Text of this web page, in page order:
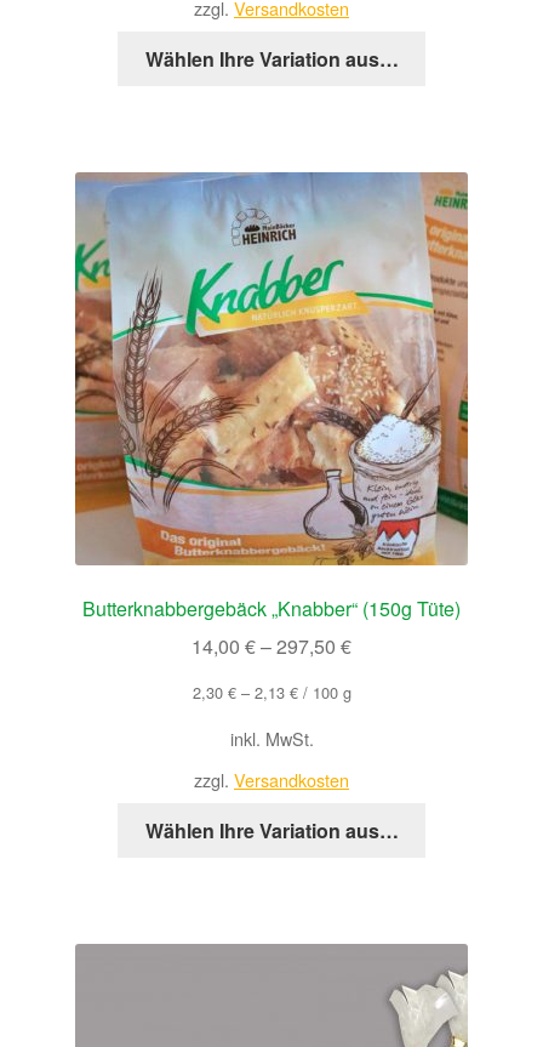
zzgl. Versandkosten
Wählen Ihre Variation aus…
Varianten
auf.
Die
Optionen
können
auf
der
Produktseite
gewählt
werden
Butterknabbergebäck „Knabber“ (150g Tüte)
14,00 €–297,50 €
2,30 €– 2,13 €/ 100 g
inkl. MwSt.
zzgl. Versandkosten
Wählen Ihre Variation aus…
Varianten
auf.
Die
Optionen